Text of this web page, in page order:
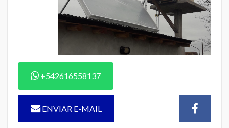
+542616558137
ENVIAR E-MAIL